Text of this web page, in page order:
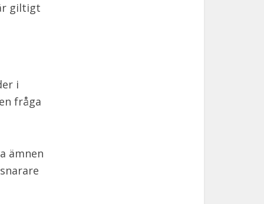
giltigt
i
fråga
ämnen